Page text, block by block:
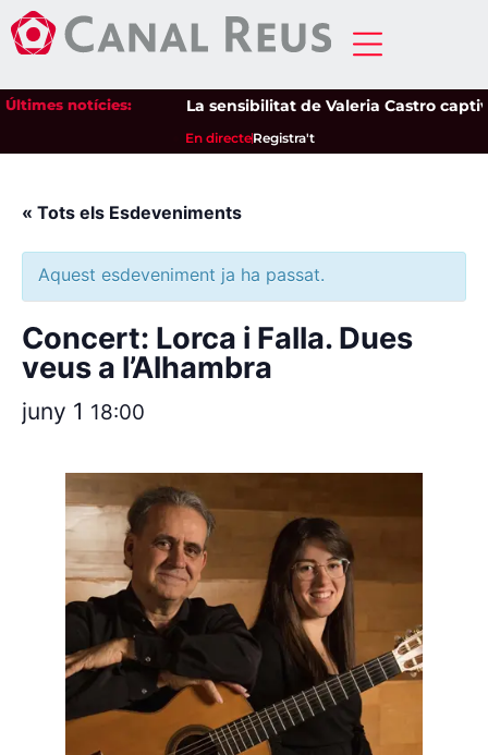
Últimes notícies: La sensibilitat de Valeria Castro
En directeRegistra't
« Tots els Esdeveniments
Aquest esdeveniment ja ha passat.
Concert: Lorca i Falla. Dues
veus a l’Alhambra
juny 1 18:00